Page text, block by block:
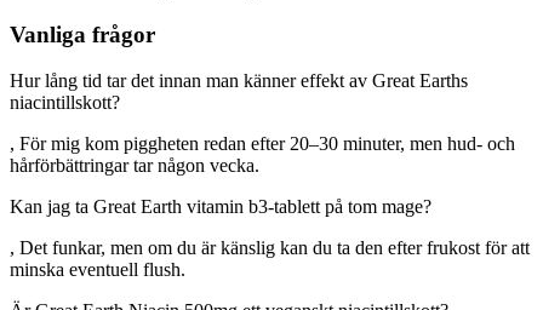
Vanliga frågor
Hur lång tid tar det innan man känner effekt av Great Earths
niacintillskott?
, För mig kom piggheten redan efter 20–30 minuter, men hud- och
hårförbättringar tar någon vecka.
Kan jag ta Great Earth vitamin b3-tablett på tom mage?
, Det funkar, men om du är känslig kan du ta den efter frukost för att
minska eventuell flush.